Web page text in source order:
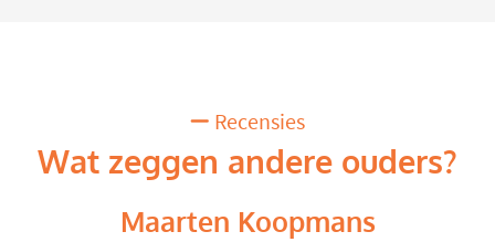
Recensies
Wat zeggen andere ouders?
Maarten Koopmans